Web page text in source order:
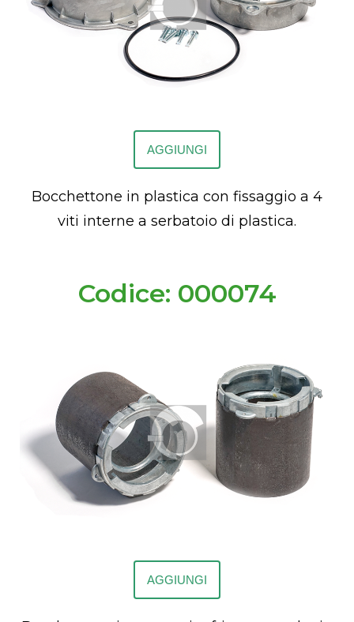
AGGIUNGI
Bocchettone in plastica con fissaggio a 4
viti interne a serbatoio di plastica.
Codice: 000074
AGGIUNGI